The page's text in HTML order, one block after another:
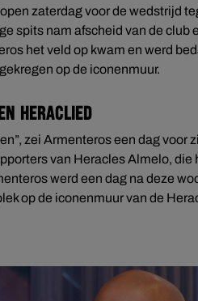
zaterdag voor de wedstrijd
spits nam afscheid van de club
het veld op kwam en werd
op de iconenmuur.
Heraclied
zei Armenteros een dag voor
van Heracles Almelo,
werd een dag na deze
op de iconenmuur van de